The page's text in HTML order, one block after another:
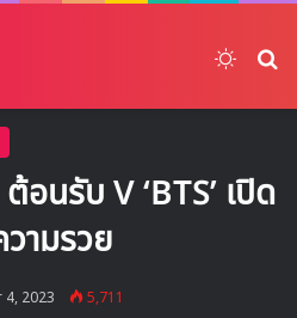
นรับ V ‘BTS’ เปิด
ามรวย
2023 5,711